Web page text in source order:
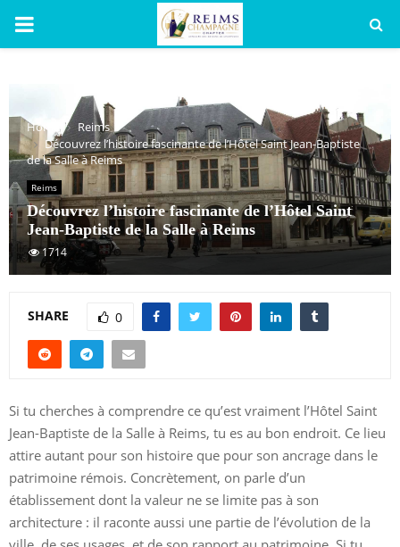
PRIMARY
Home
Reims
Découvrez l’histoire fascinante de l’Hôtel Saint Jean-Baptiste
de la Salle à Reims
Reims
Découvrez l’histoire fascinante de l’Hôtel Saint
Jean-Baptiste de la Salle à Reims
1714
SHARE 0
Si tu cherches à comprendre ce qu’est vraiment l’Hôtel Saint
Jean-Baptiste de la Salle à Reims, tu es au bon endroit. Ce lieu
attire autant pour son histoire que pour son ancrage dans le
patrimoine rémois. Concrètement, on parle d’un
établissement dont la valeur ne se limite pas à son
architecture : il raconte aussi une partie de l’évolution de la